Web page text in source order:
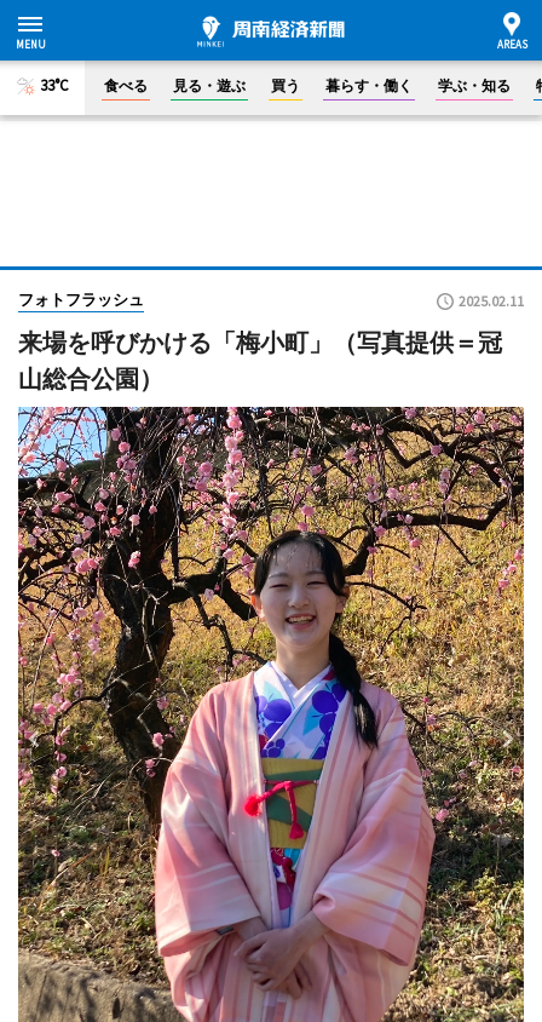
33°C 食べる 見る・遊ぶ 買う 暮らす・働く 学ぶ・知る
フォトフラッシュ 2025.02.11
来場を呼びかける「梅小町」（写真提供＝冠
山総合公園）